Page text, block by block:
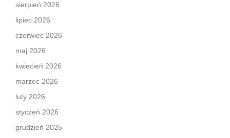
sierpień 2026
lipiec 2026
czerwiec 2026
maj 2026
kwiecień 2026
marzec 2026
luty 2026
styczeń 2026
grudzień 2025